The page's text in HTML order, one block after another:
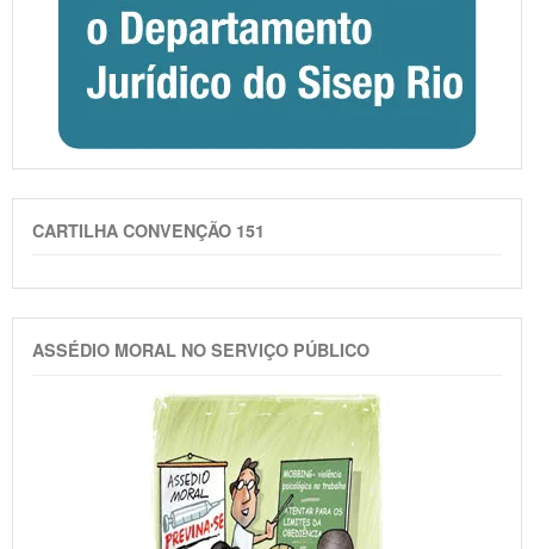
CARTILHA CONVENÇÃO 151
ASSÉDIO MORAL NO SERVIÇO PÚBLICO